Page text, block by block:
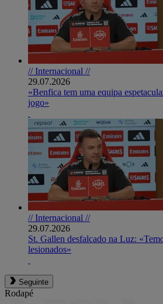
// Internacional //
29.07.2026
«Benfica tem uma equipa
jogo»
// Internacional //
29.07.2026
St. Gallen desfalcado na Luz:
lesionados»
Seguinte
Rodapé